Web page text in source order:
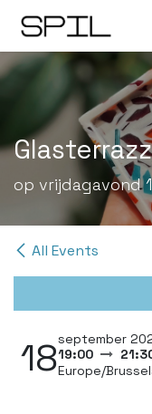
op vrijdagavond
All Events
18september
19:00
Europe/